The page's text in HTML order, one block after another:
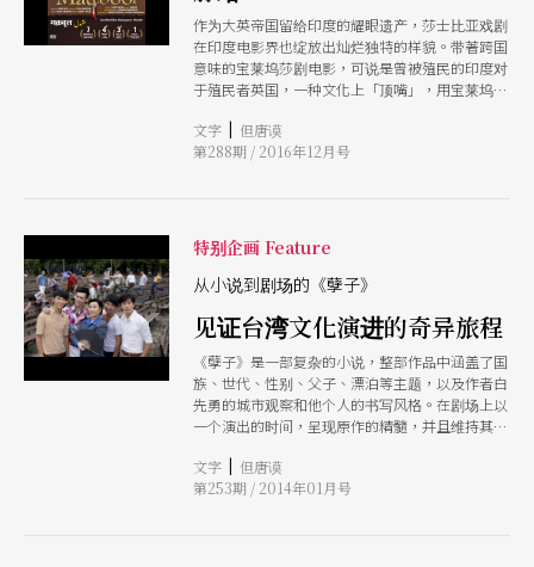
作为大英帝国留给印度的耀眼遗产，莎士比亚戏剧
在印度电影界也绽放出灿烂独特的样貌。带著跨国
意味的宝莱坞莎剧电影，可说是曾被殖民的印度对
于殖民者英国，一种文化上「顶嘴」，用宝莱坞文
瓦的「莎剧三部曲」，把莎剧放在不同的印度社会
／政治脉络，拍出《马科布》、《奥卡拉》与《海
文字 | 但唐谟
第288期 / 2016年12月号
特别企画 Feature
从小说到剧场的《孽子》
见证台湾文化演进的奇异旅程
《孽子》是一部复杂的小说，整部作品中涵盖了国
族、世代、性别、父子、漂泊等主题，以及作者白
先勇的城市观察和他个人的书写风格。在剧场上以
一个演出的时间，呈现原作的精髓，并且维持其趣
是一部台湾同志的心碎历史，但是小说中有太多缤
纷有趣的元素，例如七○年代的怀旧氛围、各种性
文字 | 但唐谟
第253期 / 2014年01月号